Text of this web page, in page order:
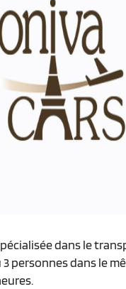
dans le
personnes dans le